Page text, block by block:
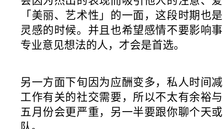
「美丽、艺术性」的一面，这段时期也
灵感的时候。并且也希望感情不要影响
专业意见想法的人，才会是首选。
另一方面下旬因为应酬变多，私人时间
工作有关的社交需要，所以不太有余裕
五月份会更严重，另一半要跟你聊个天